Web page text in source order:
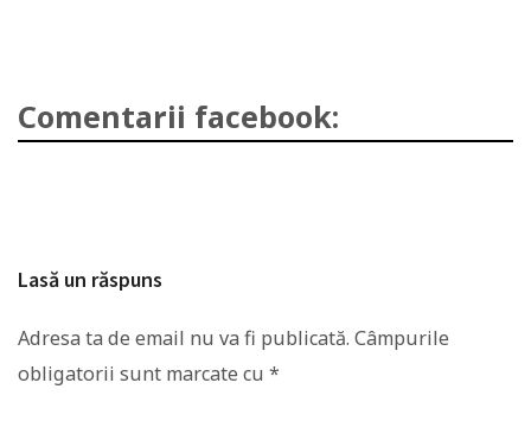
Comentarii facebook:
Lasă un răspuns
Adresa ta de email nu va fi publicată. Câmpurile
obligatorii sunt marcate cu *